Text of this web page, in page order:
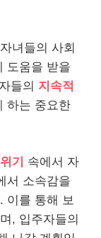
녀들의 사회
도움을 받을
들의 지속적
하는 중요한
기
속에서 자
서 소속감을
이를 통해 보
, 입주자들의